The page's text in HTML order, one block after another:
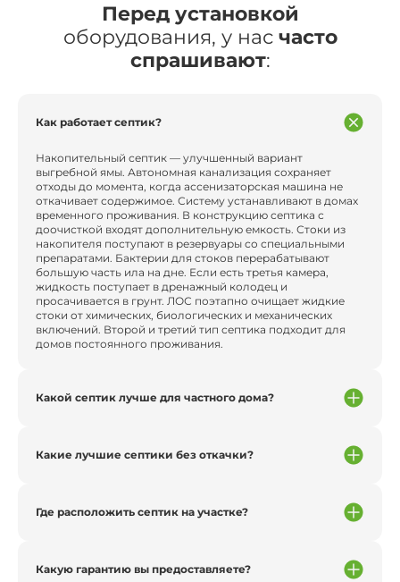
Перед установкой
оборудования, у нас часто
спрашивают:
Как работает септик?
Накопительный септик — улучшенный вариант
выгребной ямы. Автономная канализация сохраняет
отходы до момента, когда ассенизаторская машина не
откачивает содержимое. Систему устанавливают в домах
временного проживания. В конструкцию септика с
доочисткой входят дополнительную емкость. Стоки из
накопителя поступают в резервуары со специальными
препаратами. Бактерии для стоков перерабатывают
большую часть ила на дне. Если есть третья камера,
жидкость поступает в дренажный колодец и
просачивается в грунт. ЛОС поэтапно очищает жидкие
стоки от химических, биологических и механических
включений. Второй и третий тип септика подходит для
домов постоянного проживания.
Какой септик лучше для частного дома?
Какие лучшие септики без откачки?
Где расположить септик на участке?
Какую гарантию вы предоставляете?